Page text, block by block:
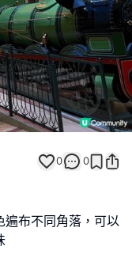
0 0
遍布不同角落，可以